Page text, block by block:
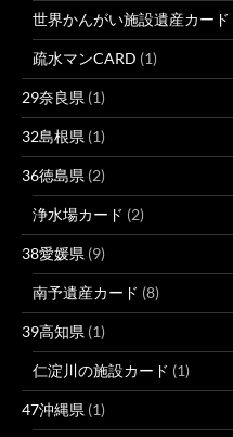
世界かんがい施設遺産カード
疏水マンCARD (1)
29奈良県 (1)
32島根県 (1)
36徳島県 (2)
浄水場カード (2)
38愛媛県 (9)
南予遺産カード (8)
39高知県 (1)
仁淀川の施設カード (1)
47沖縄県 (1)